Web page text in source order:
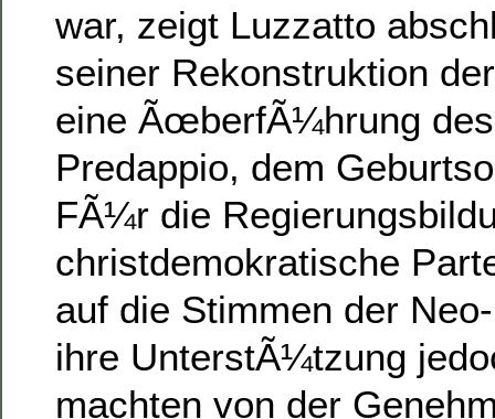
war, zeigt Luzzatto
seiner Rekonstruktion
eine ÃœberfÃ¼hrung
Predappio, dem
FÃ¼r die
christdemokratische
auf die Stimmen der
ihre UnterstÃ¼tzung
machten von der